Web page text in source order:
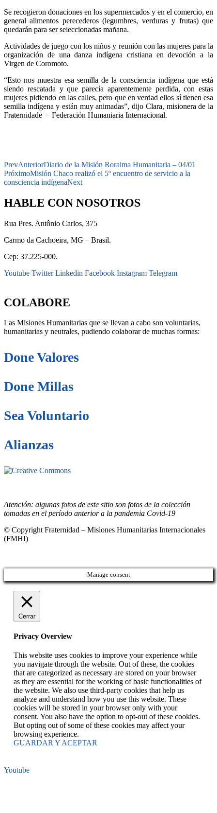
Se recogieron donaciones en los supermercados y en el comercio, en
general alimentos perecederos (legumbres, verduras y frutas) que
quedarán para ser seleccionadas mañana.
Actividades de juego con los niños y reunión con las mujeres para la
organización de una danza indígena cristiana en devoción a la
Virgen de Coromoto.
“Esto nos muestra esa semilla de la consciencia indígena que está
siendo rescatada y que parecía aparentemente perdida, con estas
mujeres pidiendo en las calles, pero que en verdad ellos sí tienen esa
semilla indígena y están muy animadas”, dijo Clara, misionera de la
Fraternidade – Federación Humaniaria Internacional.
PrevAnteriorDiario de la Misión Roraima Humanitaria – 04/01
PróximoMisión Chaco realizó el 5º encuentro de servicio a la
consciencia indígenaNext
HABLE CON NOSOTROS
Rua Pres. Antônio Carlos, 375
Carmo da Cachoeira, MG – Brasil.
Cep: 37.225-000.
Youtube Twitter Linkedin Facebook Instagram Telegram
COLABORE
Las Misiones Humanitarias que se llevan a cabo son voluntarias,
humanitarias y neutrales, pudiendo colaborar de muchas formas:
Done Valores
Done Millas
Sea Voluntario
Alianzas
Atención: algunas fotos de este sitio son fotos de la colección
tomadas en el período anterior a la pandemia Covid-19
© Copyright Fraternidad – Misiones Humanitarias Internacionales
(FMHI)
Manage consent
Cerrar
Privacy Overview
This website uses cookies to improve your experience while
you navigate through the website. Out of these, the cookies
that are categorized as necessary are stored on your browser
as they are essential for the working of basic functionalities of
the website. We also use third-party cookies that help us
analyze and understand how you use this website. These
cookies will be stored in your browser only with your
consent. You also have the option to opt-out of these cookies.
But opting out of some of these cookies may affect your
browsing experience.
GUARDAR Y ACEPTAR
Youtube